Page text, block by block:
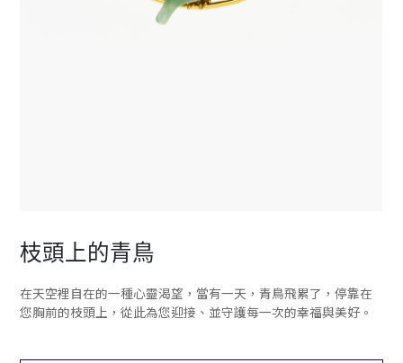
枝頭上的青鳥
在天空裡自在的一種心靈渴望，當有一天，青鳥飛累了，停靠在
您胸前的枝頭上，從此為您迎接、並守護每一次的幸福與美好。